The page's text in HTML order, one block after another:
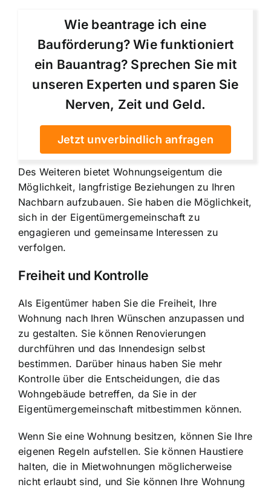
Wie beantrage ich eine
Bauförderung? Wie funktioniert
ein Bauantrag? Sprechen Sie mit
unseren Experten und sparen Sie
Nerven, Zeit und Geld.
Jetzt unverbindlich anfragen
Des Weiteren bietet Wohnungseigentum die
Möglichkeit, langfristige Beziehungen zu Ihren
Nachbarn aufzubauen. Sie haben die Möglichkeit,
sich in der Eigentümergemeinschaft zu
engagieren und gemeinsame Interessen zu
verfolgen.
Freiheit und Kontrolle
Als Eigentümer haben Sie die Freiheit, Ihre
Wohnung nach Ihren Wünschen anzupassen und
zu gestalten. Sie können Renovierungen
durchführen und das Innendesign selbst
bestimmen. Darüber hinaus haben Sie mehr
Kontrolle über die Entscheidungen, die das
Wohngebäude betreffen, da Sie in der
Eigentümergemeinschaft mitbestimmen können.
Wenn Sie eine Wohnung besitzen, können Sie Ihre
eigenen Regeln aufstellen. Sie können Haustiere
halten, die in Mietwohnungen möglicherweise
nicht erlaubt sind, und Sie können Ihre Wohnung